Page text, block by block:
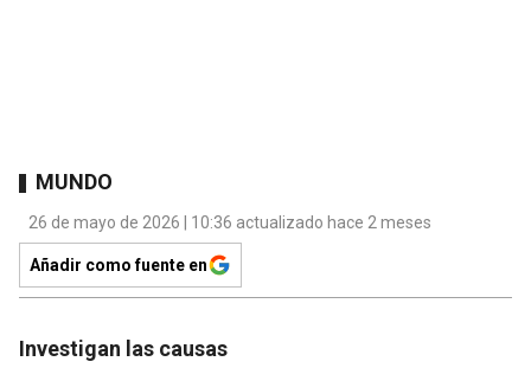
MUNDO
26 de mayo de 2026 | 10:36 actualizado hace 2 meses
Añadir como fuente en
Investigan las causas